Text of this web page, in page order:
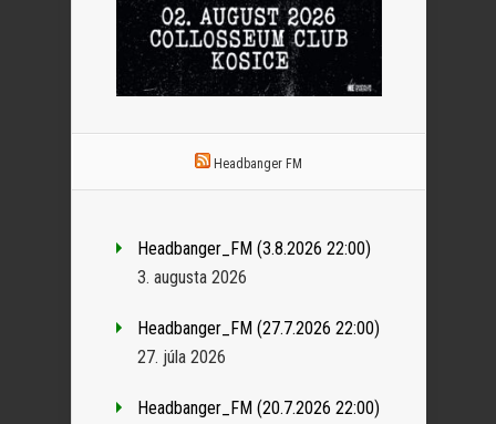
Headbanger FM
Headbanger_FM (3.8.2026 22:00)
3. augusta 2026
Headbanger_FM (27.7.2026 22:00)
27. júla 2026
Headbanger_FM (20.7.2026 22:00)